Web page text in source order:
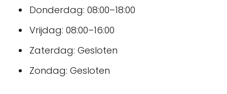
Donderdag: 08:00–18:00
Vrijdag: 08:00–16:00
Zaterdag: Gesloten
Zondag: Gesloten